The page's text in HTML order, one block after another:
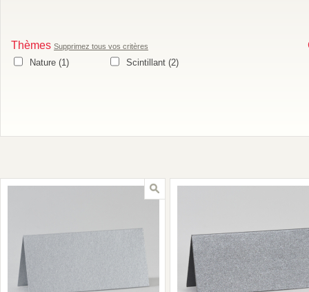
Thèmes Supprimez tous vos critères
Nature (1) Apply Nature filterScintillant (2)